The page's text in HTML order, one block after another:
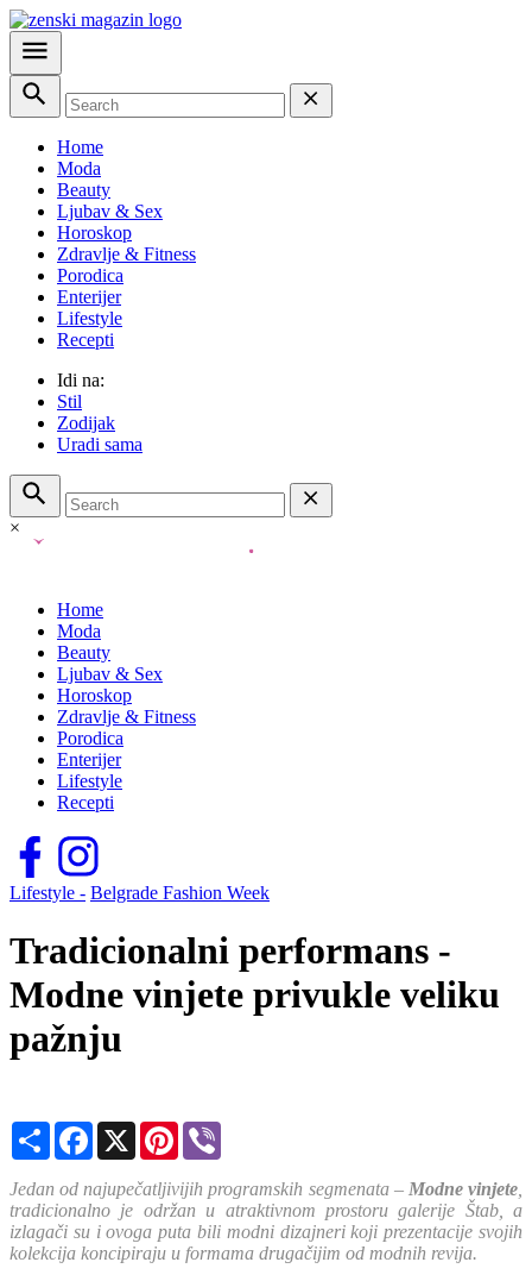
Home
Moda
Beauty
Ljubav & Sex
Horoskop
Zdravlje & Fitness
Porodica
Enterijer
Lifestyle
Recepti
Idi na:
Stil
Zodijak
Uradi sama
×
Home
Moda
Beauty
Ljubav & Sex
Horoskop
Zdravlje & Fitness
Porodica
Enterijer
Lifestyle
Recepti
Lifestyle - Belgrade Fashion Week
Tradicionalni performans -
Modne vinjete privukle veliku
pažnju
Share Facebook
X Pinterest
Jedan od najupečatljivijih programskih segmenata – Modne vinjete
tradicionalno je održan u atraktivnom prostoru galerije Štab, a
izlagači su i ovoga puta bili modni dizajneri koji prezentacije svojih
kolekcija koncipiraju u formama drugačijim od modnih revija.